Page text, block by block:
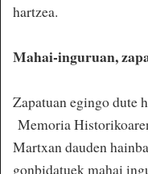
hartzea.
Mahai-inguruan,
Zapatuan egingo dute
Memoria
Martxan dauden
gonbidatuek mahai